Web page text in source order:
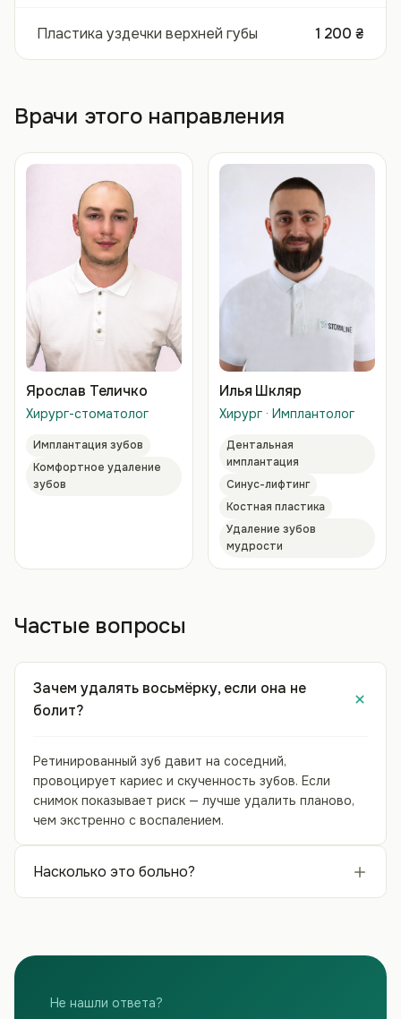
Пластика уздечки верхней губы 1 200 ₴
Врачи этого направления
Ярослав Теличко
Хирург-стоматолог
Имплантация зубов
Комфортное удаление
зубов
Илья Шкляр
Хирург · Имплантолог
Дентальная
имплантация
Синус-лифтинг
Костная пластика
Удаление зубов
мудрости
Частые вопросы
Зачем удалять восьмёрку, если она не
болит?
Ретинированный зуб давит на соседний,
провоцирует кариес и скученность зубов. Если
снимок показывает риск — лучше удалить планово,
чем экстренно с воспалением.
Насколько это больно?
Не нашли ответа?